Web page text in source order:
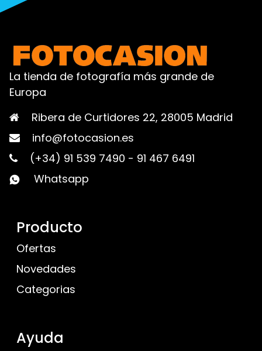
La tienda de fotografía más grande de
Europa
Ribera de Curtidores 22, 28005 Madrid
info@fotocasion.es
(+34) 91 539 7490 - 91 467 6491
Whatsapp
Producto
Ofertas
Novedades
Categorias
Ayuda